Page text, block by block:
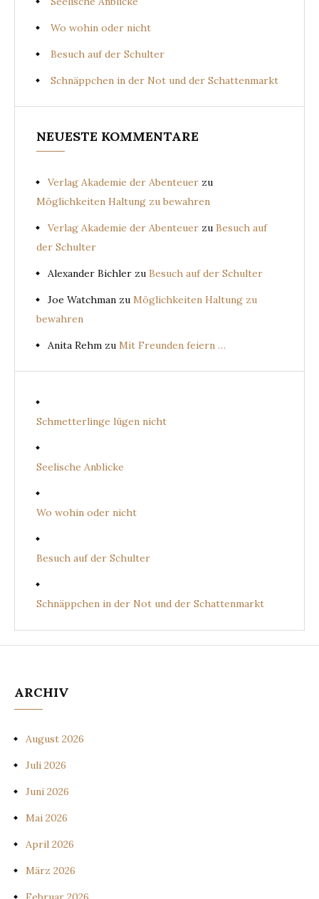
Wo wohin oder nicht
Besuch auf der Schulter
Schnäppchen in der Not und der Schattenmarkt
NEUESTE KOMMENTARE
Verlag Akademie der Abenteuer zu
Möglichkeiten Haltung zu bewahren
Verlag Akademie der Abenteuer zu Besuch auf
der Schulter
Alexander Bichler zu Besuch auf der Schulter
Joe Watchman zu Möglichkeiten Haltung zu
bewahren
Anita Rehm zu Mit Freunden feiern …
Schmetterlinge lügen nicht
Seelische Anblicke
Wo wohin oder nicht
Besuch auf der Schulter
Schnäppchen in der Not und der Schattenmarkt
ARCHIV
August 2026
Juli 2026
Juni 2026
Mai 2026
April 2026
März 2026